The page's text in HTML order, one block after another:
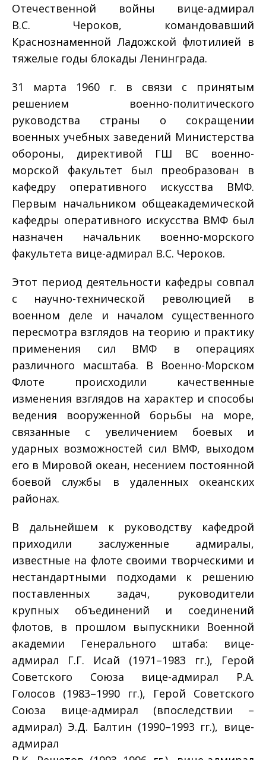
Отечественной войны вице-адмирал
В.С. Чероков, командовавший
Краснознаменной Ладожской флотилией в
тяжелые годы блокады Ленинграда.
31 марта 1960 г. в связи с принятым
решением военно-политического
руководства страны о сокращении
военных учебных заведений Министерства
обороны, директивой ГШ ВС военно-
морской факультет был преобразован в
кафедру оперативного искусства ВМФ.
Первым начальником общеакадемической
кафедры оперативного искусства ВМФ был
назначен начальник военно-морского
факультета вице-адмирал B.C. Чероков.
Этот период деятельности кафедры совпал
с научно-технической революцией в
военном деле и началом существенного
пересмотра взглядов на теорию и практику
применения сил ВМФ в операциях
различного масштаба. В Военно-Морском
Флоте происходили качественные
изменения взглядов на характер и способы
ведения вооруженной борьбы на море,
связанные с увеличением боевых и
ударных возможностей сил ВМФ, выходом
его в Мировой океан, несением постоянной
боевой службы в удаленных океанских
районах.
В дальнейшем к руководству кафедрой
приходили заслуженные адмиралы,
известные на флоте своими творческими и
нестандартными подходами к решению
поставленных задач, руководители
крупных объединений и соединений
флотов, в прошлом выпускники Военной
академии Генерального штаба: вице-
адмирал Г.Г. Исай (1971–1983 гг.), Герой
Советского Союза вице-адмирал Р.А.
Голосов (1983–1990 гг.), Герой Советского
Союза вице-адмирал (впоследствии –
адмирал) Э.Д. Балтин (1990–1993 гг.), вице-
адмирал